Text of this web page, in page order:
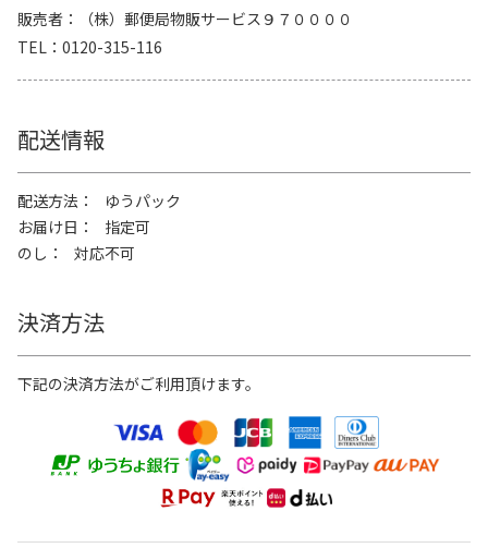
販売者
（株）郵便局物販サービス９７００００
TEL
0120-315-116
配送情報
配送方法
ゆうパック
お届け日
指定可
のし
対応不可
決済方法
下記の決済方法がご利用頂けます。